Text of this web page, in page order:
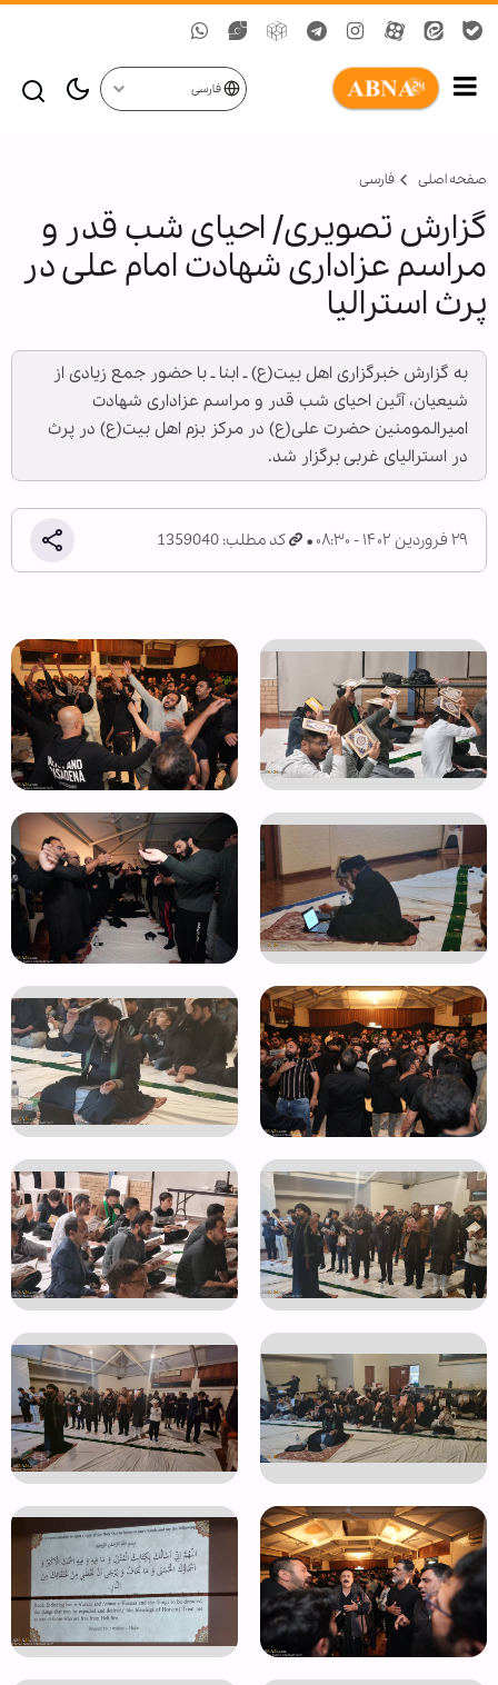
فارسی
صفحه اصلی فارسی
گزارش تصویری/ احیای شب قدر و
مراسم عزاداری شهادت امام علی در
پرث استرالیا
به گزارش خبرگزاری اهل بیت(ع) ـ ابنا ـ با حضور جمع زیادی از
شیعیان، آئین احیای شب قدر و مراسم عزاداری شهادت
امیرالمومنین حضرت علی(ع) در مرکز بزم اهل بیت(ع) در پرث
در استرالیای غربی برگزار شد.
۲۹ فروردین ۱۴۰۲ - ۰۸:۳۰ کد مطلب: 1359040